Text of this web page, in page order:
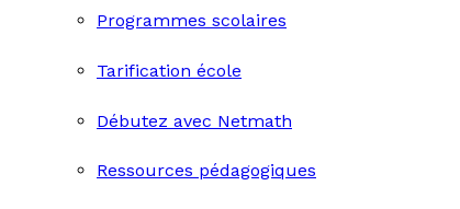
Programmes scolaires
Tarification école
Débutez avec Netmath
Ressources pédagogiques